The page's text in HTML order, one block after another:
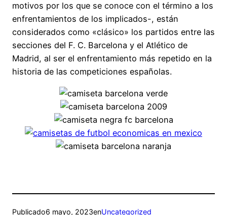
motivos por los que se conoce con el término a los
enfrentamientos de los implicados-, están
considerados como «clásico» los partidos entre las
secciones del F. C. Barcelona y el Atlético de
Madrid, al ser el enfrentamiento más repetido en la
historia de las competiciones españolas.
Publicado6 mayo, 2023enUncategorized